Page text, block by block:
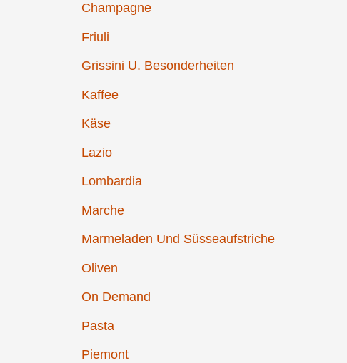
Champagne
Friuli
Grissini U. Besonderheiten
Kaffee
Käse
Lazio
Lombardia
Marche
Marmeladen Und Süsseaufstriche
Oliven
On Demand
Pasta
Piemont